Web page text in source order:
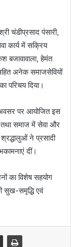
चंडीप्रसाद पंसारी,
कार्य में सक्रिय
बजावावाला, हेमंत
अनेक समाजसेवियों
परिचय दिया।
अवसर पर आयोजित इस
तथा समाज में सेवा और
श्रद्धालुओं ने प्रसादी
दीं।
का विशेष सहयोग
सुख-समृद्धि एवं